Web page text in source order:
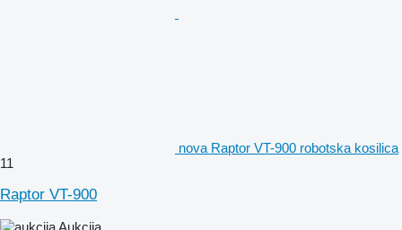
nova Raptor VT-900 robotska kosilica
11
Raptor VT-900
Aukcija